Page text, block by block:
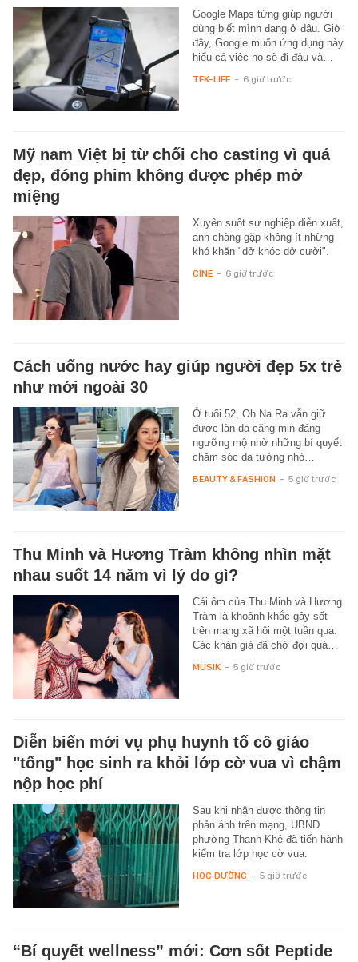
Google Maps từng giúp người
dùng biết mình đang ở đâu. Giờ
đây, Google muốn ứng dụng này
hiểu cả việc họ sẽ đi đâu và…
TEK-LIFE - 6 giờ trước
Mỹ nam Việt bị từ chối cho casting vì quá
đẹp, đóng phim không được phép mở
miệng
Xuyên suốt sự nghiệp diễn xuất,
anh chàng gặp không ít những
khó khăn "dở khóc dở cười".
CINE - 6 giờ trước
Cách uống nước hay giúp người đẹp 5x trẻ
như mới ngoài 30
Ở tuổi 52, Oh Na Ra vẫn giữ
được làn da căng mịn đáng
ngưỡng mộ nhờ những bí quyết
chăm sóc da tưởng nhỏ…
BEAUTY & FASHION - 5 giờ trước
Thu Minh và Hương Tràm không nhìn mặt
nhau suốt 14 năm vì lý do gì?
Cái ôm của Thu Minh và Hương
Tràm là khoảnh khắc gây sốt
trên mạng xã hội một tuần qua.
Các khán giả đã chờ đợi quá…
MUSIK - 5 giờ trước
Diễn biến mới vụ phụ huynh tố cô giáo
"tống" học sinh ra khỏi lớp cờ vua vì chậm
nộp học phí
Sau khi nhận được thông tin
phản ánh trên mạng, UBND
phường Thanh Khê đã tiến hành
kiểm tra lớp học cờ vua.
HỌC ĐƯỜNG - 5 giờ trước
“Bí quyết wellness” mới: Cơn sốt Peptide